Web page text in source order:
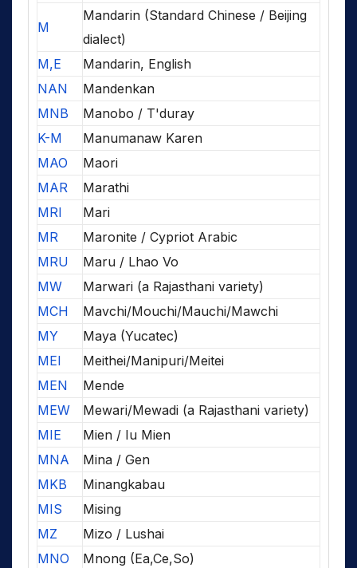
M
Mandarin (Standard Chinese / Beijing
dialect)
M,E
Mandarin, English
NAN
Mandenkan
MNB
Manobo / T'duray
K-M
Manumanaw Karen
MAO
Maori
MAR
Marathi
MRI
Mari
MR
Maronite / Cypriot Arabic
MRU
Maru / Lhao Vo
MW
Marwari (a Rajasthani variety)
MCH
Mavchi/Mouchi/Mauchi/Mawchi
MY
Maya (Yucatec)
MEI
Meithei/Manipuri/Meitei
MEN
Mende
MEW
Mewari/Mewadi (a Rajasthani variety)
MIE
Mien / Iu Mien
MNA
Mina / Gen
MKB
Minangkabau
MIS
Mising
MZ
Mizo / Lushai
MNO
Mnong (Ea,Ce,So)